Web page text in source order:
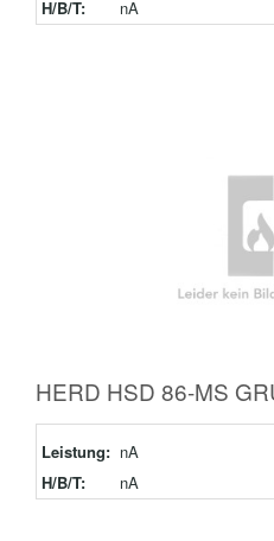
H/B/T:
nA
HERD HSD 86-MS
Leistung: nA
H/B/T:
nA